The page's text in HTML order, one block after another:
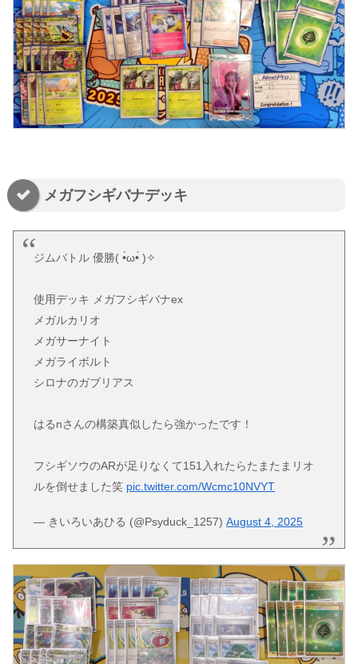
メガフシギバナデッキ
ジムバトル 優勝( •̀ω•́ )✧
使用デッキ メガフシギバナex
メガルカリオ
メガサーナイト
メガライボルト
シロナのガブリアス
はるnさんの構築真似したら強かったです！
フシギソウのARが足りなくて151入れたらたまたまリオ
ルを倒せました笑 pic.twitter.com/Wcmc10NVYT
— きいろいあひる (@Psyduck_1257)August 4, 2025